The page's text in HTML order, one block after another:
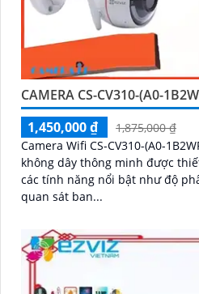
CAMERA CS-CV310-(A0-
1,450,000 ₫
1,875,000 ₫
Camera Wifi CS-CV310-(A0-
không dây thông minh được thiết
các tính năng nổi bật như độ
quan sát ban...